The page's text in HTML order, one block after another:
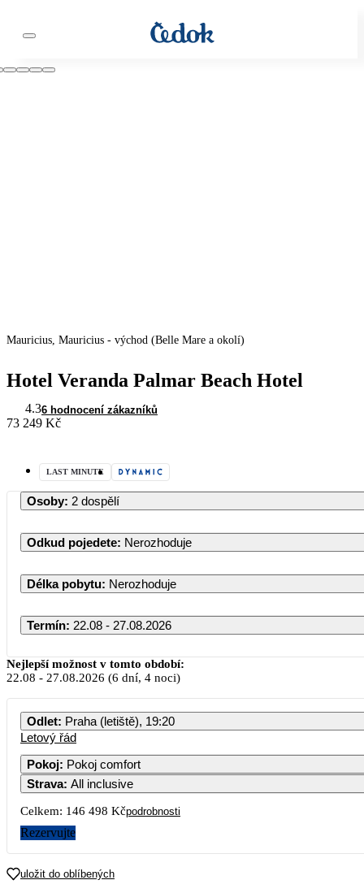
Mauricius, Mauricius - východ (Belle Mare a okolí)
Hotel Veranda Palmar Beach Hotel
4.36 hodnocení zákazníků
73 249 Kč
LAST MINUTE
Osoby: 2 dospělí
Odkud pojedete: Nerozhoduje
Délka pobytu: Nerozhoduje
Termín: 22.08 - 27.08.2026
Srpen 2026
PO ÚT ST ČT PÁ
Nejlepší možnost v tomto období:
22.08 - 27.08.2026 (6 dní, 4 noci)
Odlet: Praha (letiště), 19:20
Letový řád
Pokoj: Pokoj comfort
Strava: All inclusive
Celkem: 146 498 Kčpodrobnosti
Rezervujte
uložit do oblíbených